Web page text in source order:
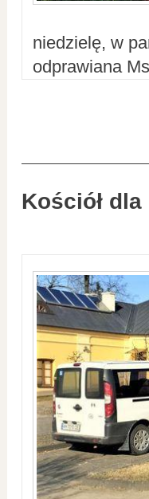
niedzielę, w
odprawiana
Kościół